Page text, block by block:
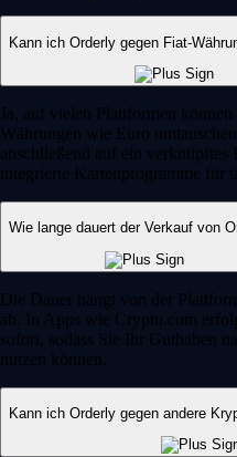
Kann ich Orderly gegen Fiat-
Ja, auf vielen Plattformen
Währungen wie Euro
anschließend auf ein
integrierte Kartenprogramme für
Wie lange dauert der Verkauf von
Die Dauer hängt von der
ab. In Apps wie Crypto.com
sofort, sodass Sie Ihr Guthaben
nutzen können.
Kann ich Orderly gegen andere